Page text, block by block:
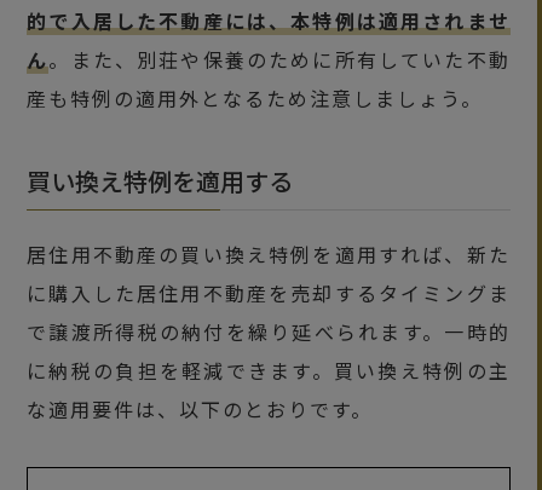
的で入居した不動産には、本特例は適用されませ
ん。また、別荘や保養のために所有していた不動
産も特例の適用外となるため注意しましょう。
買い換え特例を適用する
居住用不動産の買い換え特例を適用すれば、新た
に購入した居住用不動産を売却するタイミングま
で譲渡所得税の納付を繰り延べられます。一時的
に納税の負担を軽減できます。買い換え特例の主
な適用要件は、以下のとおりです。